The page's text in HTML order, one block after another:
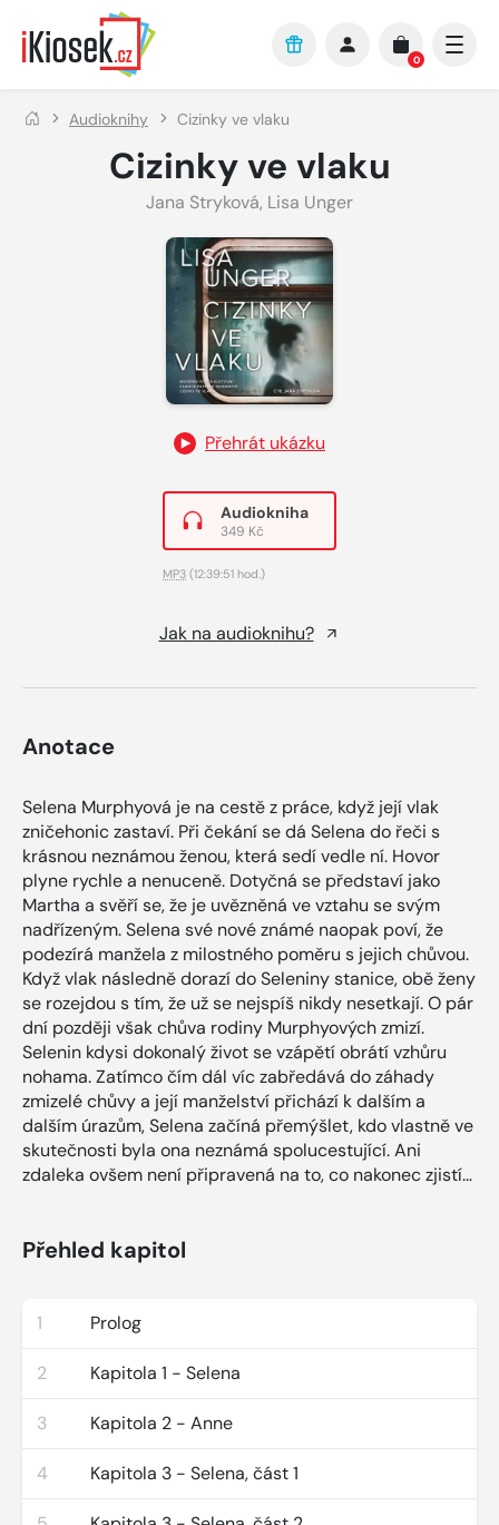
Přejít na hlavní obsah
0
Audioknihy Cizinky ve vlaku
Cizinky ve vlaku
Jana Stryková, Lisa Unger
Přehrát ukázku
Audiokniha
349 Kč
MP3 (12:39:51 hod.)
Jak na audioknihu?
Anotace
Selena Murphyová je na cestě z práce, když její vlak
zničehonic zastaví. Při čekání se dá Selena do řeči s
krásnou neznámou ženou, která sedí vedle ní. Hovor
plyne rychle a nenuceně. Dotyčná se představí jako
Martha a svěří se, že je uvězněná ve vztahu se svým
nadřízeným. Selena své nové známé naopak poví, že
podezírá manžela z milostného poměru s jejich chůvou.
Když vlak následně dorazí do Seleniny stanice, obě ženy
se rozejdou s tím, že už se nejspíš nikdy nesetkají. O pár
dní později však chůva rodiny Murphyových zmizí.
Selenin kdysi dokonalý život se vzápětí obrátí vzhůru
nohama. Zatímco čím dál víc zabředává do záhady
zmizelé chůvy a její manželství přichází k dalším a
dalším úrazům, Selena začíná přemýšlet, kdo vlastně ve
skutečnosti byla ona neznámá spolucestující. Ani
zdaleka ovšem není připravená na to, co nakonec zjistí…
Přehled kapitol
1 Prolog
2 Kapitola 1 - Selena
3 Kapitola 2 - Anne
4 Kapitola 3 - Selena, část 1